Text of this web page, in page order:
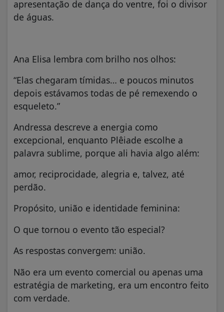
apresentação de dança do ventre, foi o divisor
de águas.
Ana Elisa lembra com brilho nos olhos:
“Elas chegaram tímidas… e poucos minutos
depois estávamos todas de pé remexendo o
esqueleto.”
Andressa descreve a energia como
excepcional, enquanto Plêiade escolhe a
palavra sublime, porque ali havia algo além:
amor, reciprocidade, alegria e, talvez, até
perdão.
Propósito, união e identidade feminina:
O que tornou o evento tão especial?
As respostas convergem: união.
Não era um evento comercial ou apenas uma
estratégia de marketing, era um encontro feito
com verdade.